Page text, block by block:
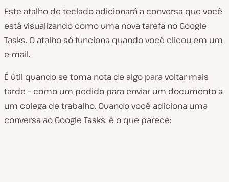
Este atalho de teclado adicionará a conversa que você
está visualizando como uma nova tarefa no Google
Tasks. O atalho só funciona quando você clicou em um
e-mail.
É útil quando se toma nota de algo para voltar mais
tarde – como um pedido para enviar um documento a
um colega de trabalho. Quando você adiciona uma
conversa ao Google Tasks, é o que parece: